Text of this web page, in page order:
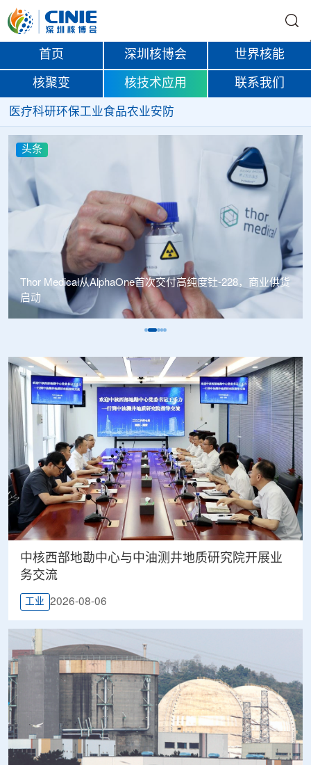
首页 深圳核博会 世界核能
核聚变 核技术应用 联系我们
医疗科研环保工业食品农业安防
头条
中广核达胜携手浙江嘉广束 打造国内首套全自主电子束固
化卷钢涂装产业链
中核西部地勘中心与中油测井地质研究院开展业
务交流
工业 2026-08-06